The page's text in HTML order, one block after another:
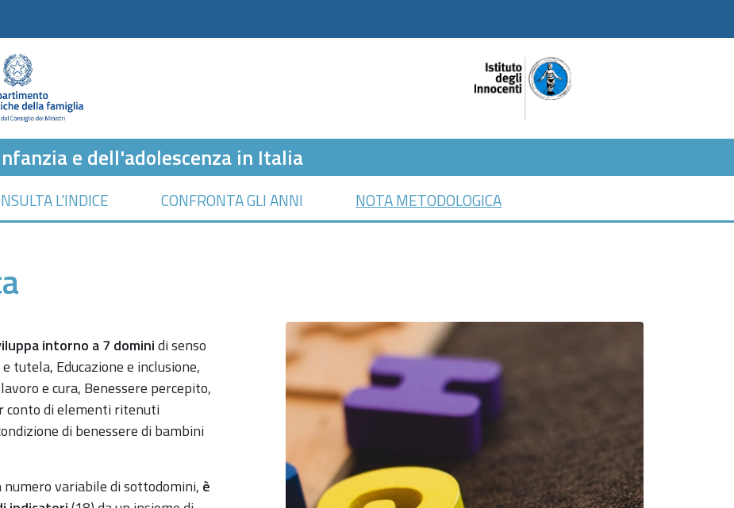
e dell'adolescenza in Italia
L'INDICE CONFRONTA GLI ANNI NOTA METODOLOGICA
intorno a 7 dominidi senso
tutela, Educazione e inclusione,
e cura, Benessere percepito,
conto di elementi ritenuti
di benessere di bambini
variabile di sottodomini, è